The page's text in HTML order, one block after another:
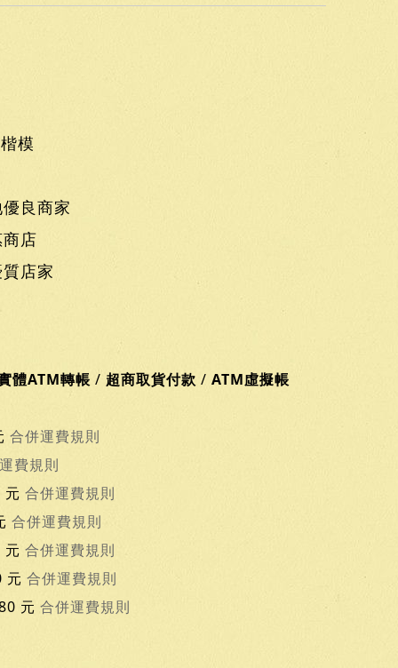
模
良商家
店
店家
體ATM轉帳 / 超商取貨付款 / ATM虛擬帳
合併運費規則
費規則
元 合併運費規則
合併運費規則
元 合併運費規則
元 合併運費規則
元 合併運費規則